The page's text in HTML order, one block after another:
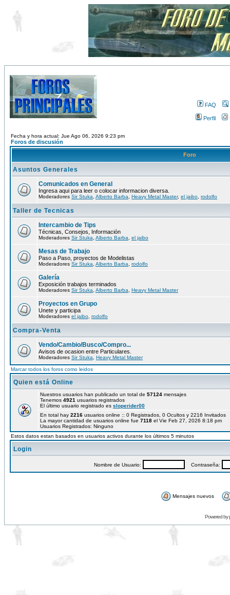
FAQ
Perfil
Fecha y hora actual: Jue Ago 06, 2026 9:23 pm
Foros de discusión
Foro
Asuntos Generales
Comunicados en General
Ingresa aqui para leer o colocar informacion diversa.
Moderadores Sir Stuka Alberto Barba Heavy Metal Master, el jaibo rodolfo
Taller de Tecnicas
Intercambio de Tips
Técnicas, Consejos, Información
Moderadores Sir Stuka Alberto Barba el jaibo
Mesas de Trabajo
Paso a Paso, proyectos de Modelistas
Moderadores Sir Stuka Alberto Barba rodolfo
Galería
Exposición trabajos terminados
Moderadores Sir Stuka Alberto Barba Heavy Metal Master
Proyectos en Grupo
Unete y participa
Moderadores el jaibo rodolfo
Compra-Venta
Vendo/Cambio/Busco/Compro...
Avisos de ocasion entre Particulares.
Moderadores Sir Stuka Heavy Metal Master
Marcar todos los foros como leidos
Quien está Online
Nuestros usuarios han publicado un total de 57124 mensajes
Tenemos 4921 usuarios registrados
El último usuario registrado es sloperider00
En total hay 2216 usuarios online :: 0 Registrados, 0 Ocultos y 2216
La mayor cantidad de usuarios online fue 7118 el Vie Feb 27, 2026 8:18 pm
Usuarios Registrados: Ninguno
Estos datos estan basados en usuarios activos durante los últimos 5 minutos
Login
Nombre de Usuario: Contraseña:
Mensajes nuevos
Powered by